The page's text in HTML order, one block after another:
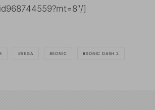
]
SEGA SONIC SONIC DASH 2